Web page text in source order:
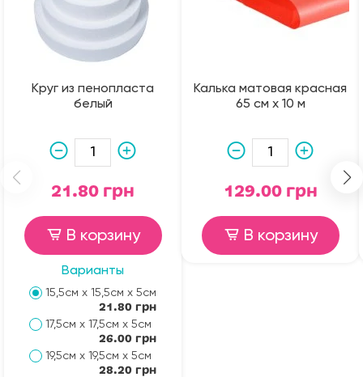
Круг из пенопласта
белый
21.80 грн
В корзину
Варианты
15,5см х 15,5см х 5см
21.80 грн
17,5см х 17,5см х 5см
26.00 грн
19,5см х 19,5см х 5см
28.20 грн
Калька матовая красная
65 см х 10 м
129.00 грн
В корзину